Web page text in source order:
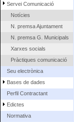
Servei Comunicació
Notícies
N. premsa Ajuntament
N. premsa G. Municipals
Xarxes socials
Pràctiques comunicació
Seu electrònica
Bases de dades
Perfil Contractant
Edictes
Normativa